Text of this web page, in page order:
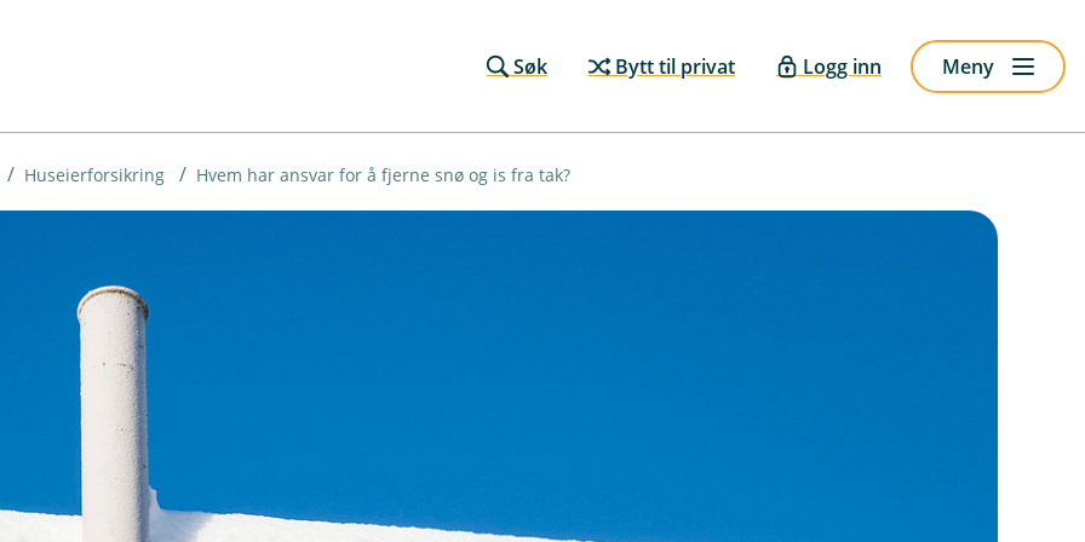
Søk Bytt til privat Logg inn Meny
Huseierforsikring Hvem har ansvar for å fjerne snø og is fra tak?